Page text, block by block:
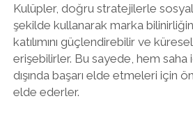
Kulüpler, doğru stratejilerle
şekilde kullanarak marka
katılımını güçlendirebilir ve
erişebilirler. Bu sayede, hem saha
dışında başarı elde etmeleri için
elde ederler.